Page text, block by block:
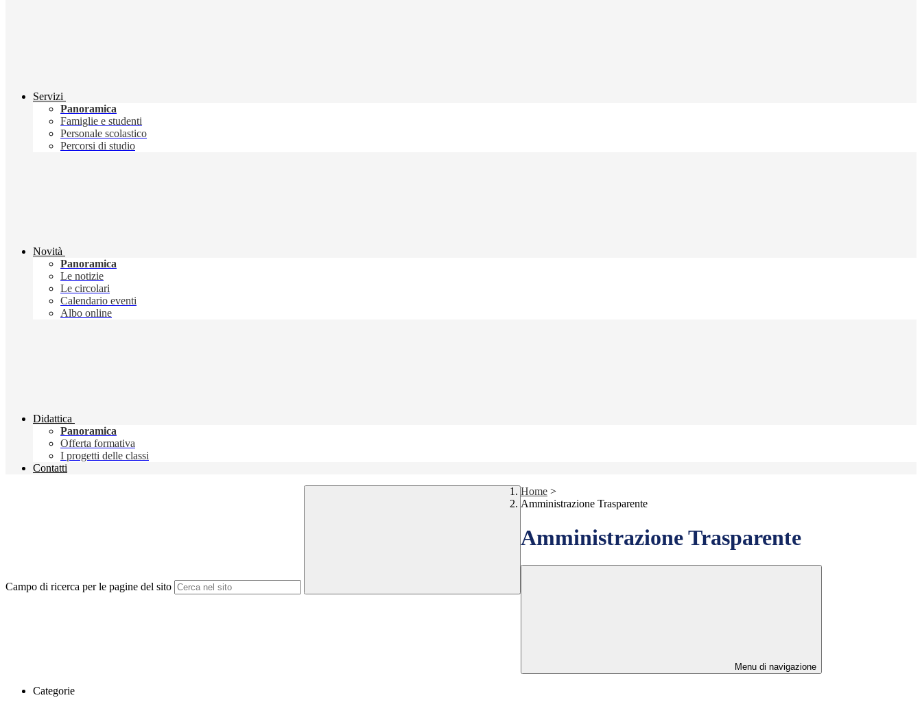
Servizi
Panoramica
Famiglie e studenti
Personale scolastico
Percorsi di studio
Novità
Panoramica
Le notizie
Le circolari
Calendario eventi
Albo online
Didattica
Panoramica
Offerta formativa
I progetti delle classi
Contatti
Campo di ricerca per le pagine del sito
Home >
Amministrazione Trasparente
Amministrazione Trasparente
Menu di navigazione
Categorie